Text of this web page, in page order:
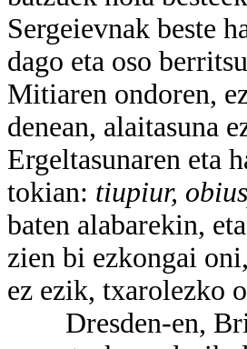
Sergeievnak beste
dago eta oso
Mitiaren ondoren,
denean, alaitasuna
Ergeltasunaren eta
tokian: tiupiur,
baten alabarekin,
zien bi ezkongai
ez ezik, txarolezko
Dresden-en,